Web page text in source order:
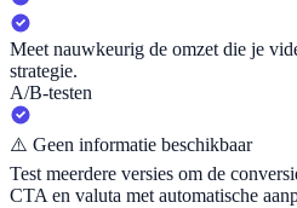
Meet nauwkeurig de omzet die je
strategie.
A/B-testen
⚠️ Geen informatie beschikbaar
Test meerdere versies om de
CTA en valuta met automatische